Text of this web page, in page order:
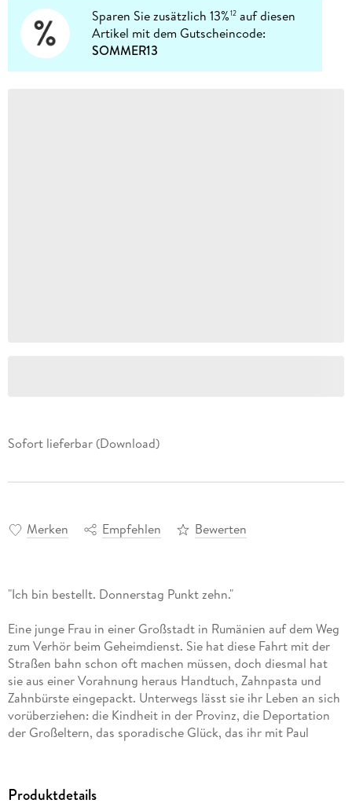
Sparen Sie zusätzlich 13%12 auf diesen
Artikel mit dem Gutscheincode:
SOMMER13
Sofort lieferbar (Download)
Merken Empfehlen Bewerten
"Ich bin bestellt. Donnerstag Punkt zehn."
Eine junge Frau in einer Großstadt in Rumänien auf dem Weg
zum Verhör beim Geheimdienst. Sie hat diese Fahrt mit der
Straßen bahn schon oft machen müssen, doch diesmal hat
sie aus einer Vorahnung heraus Handtuch, Zahnpasta und
Zahnbürste eingepackt. Unterwegs lässt sie ihr Leben an sich
vorüberziehen: die Kindheit in der Provinz, die Deportation
der Großeltern, das sporadische Glück, das ihr mit Paul
Produktdetails